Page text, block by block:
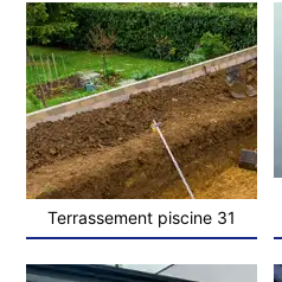
Terrassement piscine 31